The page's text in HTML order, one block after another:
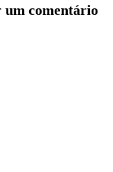
um comentário